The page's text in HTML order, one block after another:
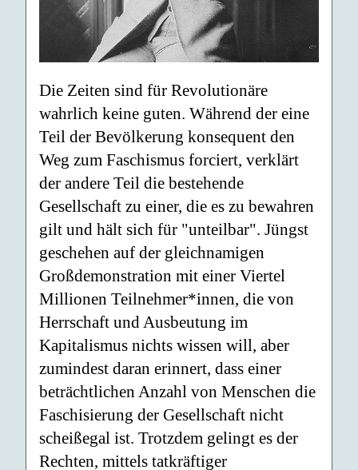
Die Zeiten sind für Revolutionäre
wahrlich keine guten. Während der eine
Teil der Bevölkerung konsequent den
Weg zum Faschismus forciert, verklärt
der andere Teil die bestehende
Gesellschaft zu einer, die es zu bewahren
gilt und hält sich für "unteilbar". Jüngst
geschehen auf der gleichnamigen
Großdemonstration mit einer Viertel
Millionen Teilnehmer*innen, die von
Herrschaft und Ausbeutung im
Kapitalismus nichts wissen will, aber
zumindest daran erinnert, dass einer
beträchtlichen Anzahl von Menschen die
Faschisierung der Gesellschaft nicht
scheißegal ist. Trotzdem gelingt es der
Rechten, mittels tatkräftiger